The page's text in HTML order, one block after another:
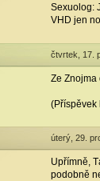
Sexuolog:
VHD jen
čtvrtek, 17.
Ze Znojma
(Příspěvek
úterý, 29.
Upřímně,
podobně